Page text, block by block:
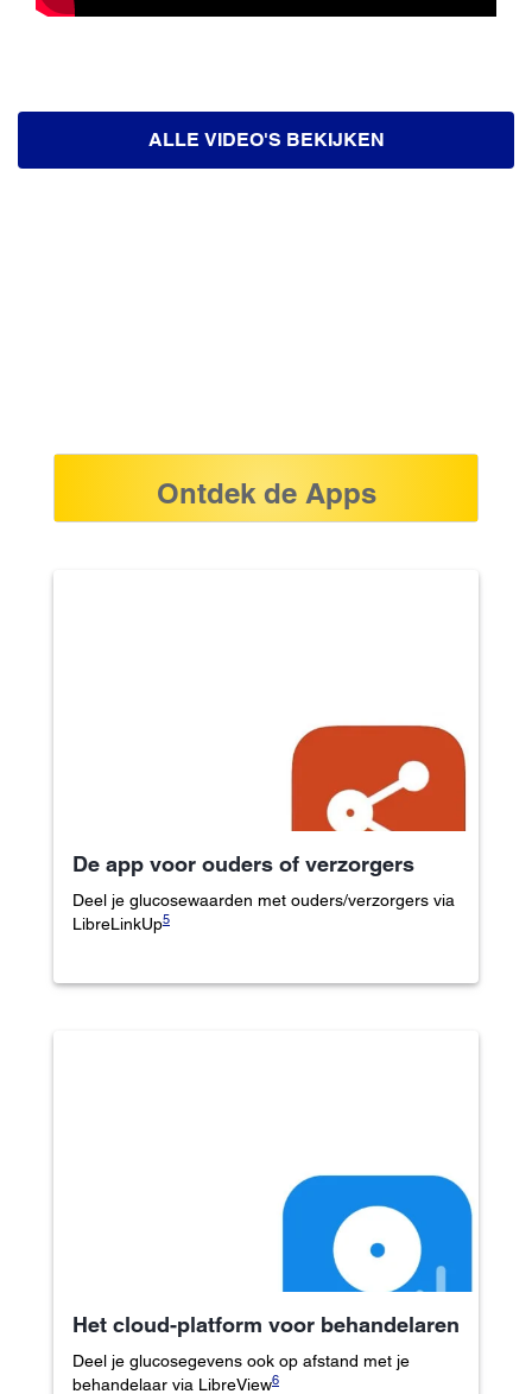
ALLE VIDEO'S BEKIJKEN
Ontdek de Apps
De app voor ouders of verzorgers
Deel je glucosewaarden met ouders/verzorgers via
LibreLinkUp5
Het cloud-platform voor behandelaren
Deel je glucosegevens ook op afstand met je
behandelaar via LibreView6